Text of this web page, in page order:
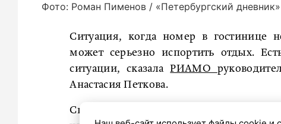
Фото: Роман Пименов / «Петербургский дневник»
Ситуация, когда номер в гостинице
может серьезно испортить отдых.
ситуации, сказалаРИАМО
Анастасия Петкова.
Сперва нужно успокоиться и